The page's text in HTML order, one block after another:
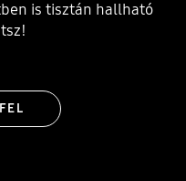
is tisztán hallható